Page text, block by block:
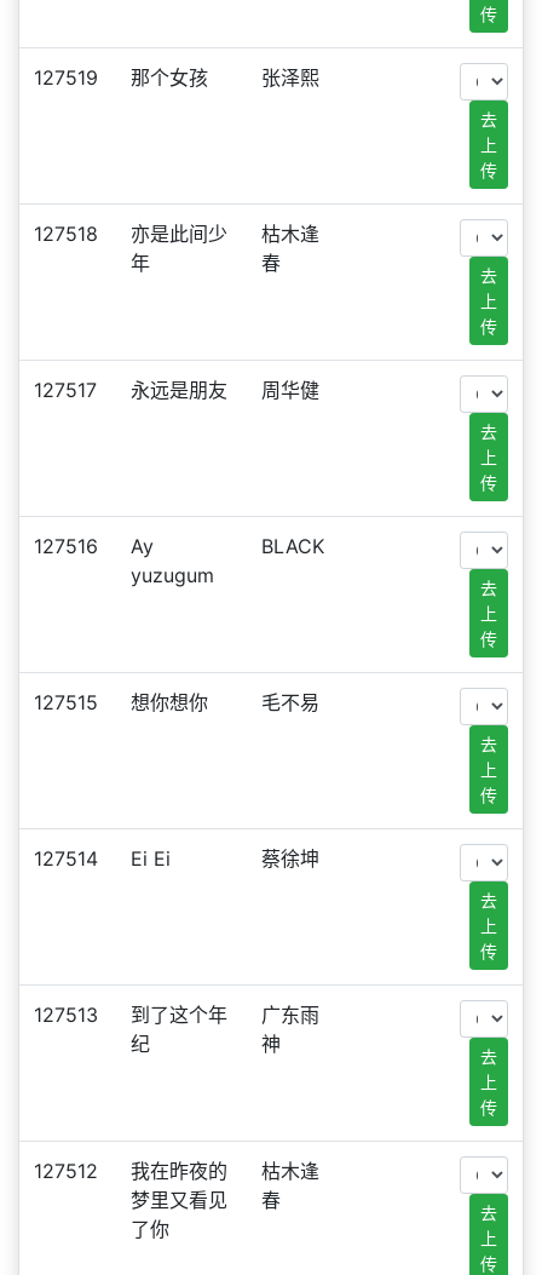
传
127519 那个女孩 张泽熙
去
上
传
127518
亦是此间少
年
枯木逢
春
去
上
传
127517 永远是朋友 周华健
去
上
传
127516
Ay
yuzugum
BLACK
去
上
传
127515 想你想你 毛不易
去
上
传
127514 Ei Ei 蔡徐坤
去
上
传
127513
到了这个年
纪
广东雨
神
去
上
传
127512
我在昨夜的
梦里又看见
了你
枯木逢
春
去
上
传